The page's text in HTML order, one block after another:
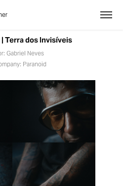
| Terra dos Invisíveis
Gabriel Neves
Paranoid